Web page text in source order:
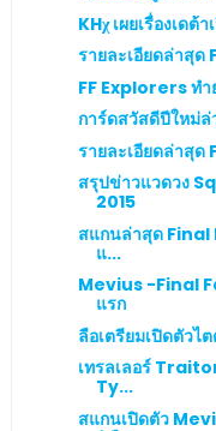
KHχ เผยเรื่องเด
รายละเอียดล่าสุด
FF Explorers ทำ
การ์ดสวัสดีปีใหม่ล่
รายละเอียดล่าสุด
สรุปข่าวแวดวง
2015
สแกนล่าสุด Final
แ...
Mevius -Final
แรก
ลือเตรียมเปิดตัว
เทรลเลอร์
Ty...
สแกนเปิดตัว